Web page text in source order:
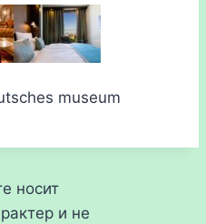
museum
носит
и не